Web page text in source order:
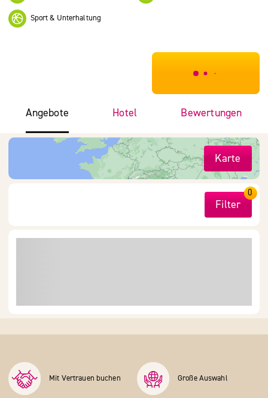
Sport & Unterhaltung
***************
Angebote Hotel Bewertungen
Karte
Filter
0
Mit Vertrauen buchen Große Auswahl